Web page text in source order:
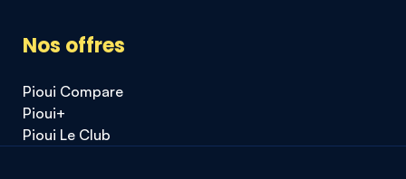
Nos offres
Pioui Compare
Pioui+
Pioui Le Club